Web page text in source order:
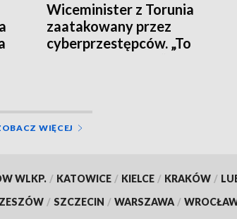
Wiceminister z Torunia
zaatakowany przez
cyberprzestępców. „To
WIĘCEJ
WLKP. / KATOWICE / KIELCE / KRAKÓW /
/ SZCZECIN / WARSZAWA /